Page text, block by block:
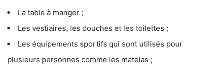
La table à manger ;
Les vestiaires, les douches et les toilettes ;
Les équipements sportifs qui sont utilisés pour
plusieurs personnes comme les matelas ;